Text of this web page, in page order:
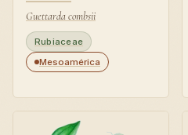
Guettarda combsii
Rubiaceae
Mesoamérica